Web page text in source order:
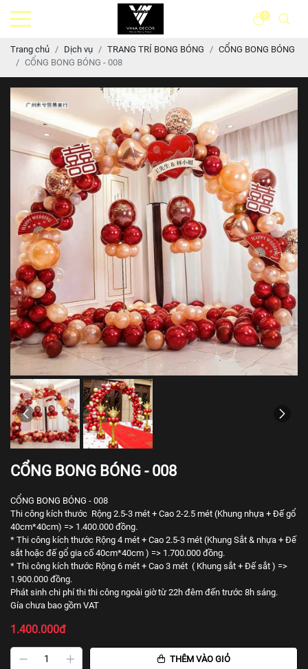
0
Trang chủ Dịch vụ TRANG TRÍ BONG BÓNG
CỔNG BONG BÓNG
CỔNG BONG BÓNG - 008
CỔNG BONG BÓNG - 008
CỔNG BONG BÓNG - 008
Thi công kích thước Rộng 2.5-3 mét + Cao 2-2.5 mét (Khung nhựa + Đế gổ
40cm*40cm) => 1.400.000 đồng.
* Thi công kích thước Rộng 4 mét + Cao 2.5-3 mét (Khung Sắt & nhựa + Đế
sắt hoặc đế gổ gia cố 40cm*40cm ) => 1.700.000 đồng.
* Thi công kích thước Rộng 6 mét + Cao 3 mét ( Khung sắt + Đế sắt ) =>
1.900.000 đồng.
Phát sinh chi phí thi thi công ngoài giờ từ 22h đêm đến trước 8h sáng.
Gía chưa bao gồm VAT
1.400.000đ
THÊM VÀO GIỎ